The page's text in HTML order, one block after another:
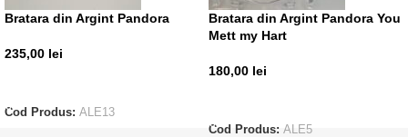
Bratara din Argint Pandora
235,00 lei
Cod Produs: ALE13
Bratara din Argint Pandora You
Mett my Hart
180,00 lei
Cod Produs: ALE5